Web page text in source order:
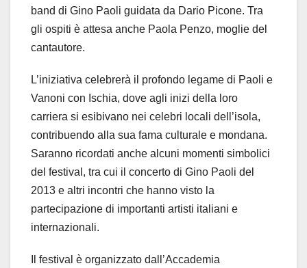
band di Gino Paoli guidata da Dario Picone. Tra
gli ospiti è attesa anche Paola Penzo, moglie del
cantautore.
L’iniziativa celebrerà il profondo legame di Paoli e
Vanoni con Ischia, dove agli inizi della loro
carriera si esibivano nei celebri locali dell’isola,
contribuendo alla sua fama culturale e mondana.
Saranno ricordati anche alcuni momenti simbolici
del festival, tra cui il concerto di Gino Paoli del
2013 e altri incontri che hanno visto la
partecipazione di importanti artisti italiani e
internazionali.
Il festival è organizzato dall’Accademia